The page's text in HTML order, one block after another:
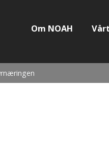
Om NOAH